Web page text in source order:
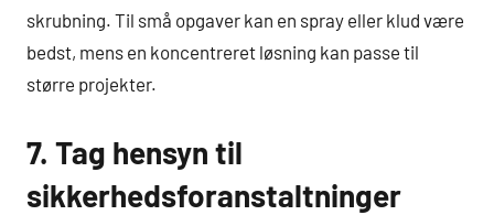
skrubning. Til små opgaver kan en spray eller klud være
bedst, mens en koncentreret løsning kan passe til
større projekter.
7. Tag hensyn til
sikkerhedsforanstaltninger